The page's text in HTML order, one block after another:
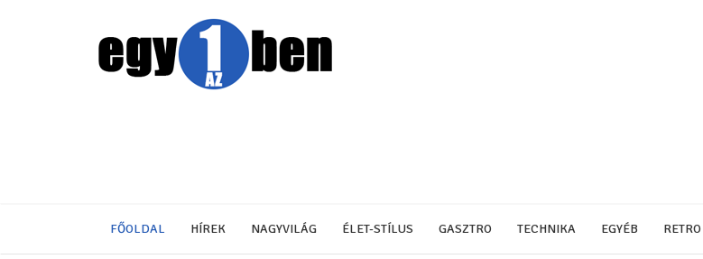
FŐOLDAL HÍREK NAGYVILÁG ÉLET-STÍLUS GASZTRO TECHNIKA EGYÉB RETRO